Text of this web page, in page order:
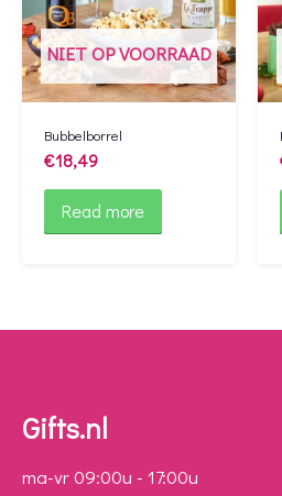
NIET OP VOORRAAD
Bubbelborrel
€18,49
Read more
Gifts.nl
ma-vr 09:00u - 17:00u